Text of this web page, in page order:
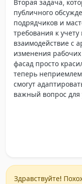
Вторая задача,
публичного
подрядчиков и
требования к учету
взаимодействие с
изменения
фасад просто
теперь
смогут
важный вопрос
Здравствуйте!